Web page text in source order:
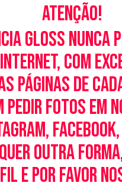
Atenção!
Gloss nunca
com
páginas de
pedir fotos em
outra
e por favor